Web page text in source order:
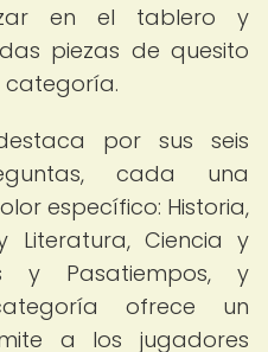
en el tablero y
piezas de quesito
por sus seis
cada una
específico: Historia,
Literatura, Ciencia y
y Pasatiempos, y
ofrece un
a los jugadores